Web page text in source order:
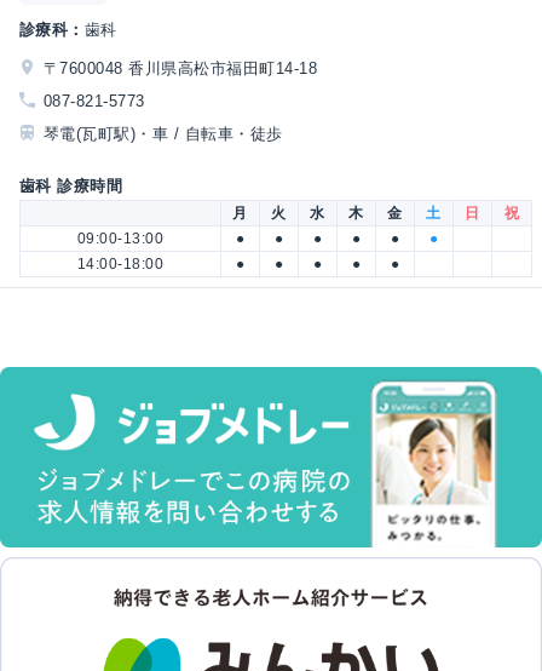
診療科： 歯科
〒7600048 香川県高松市福田町14-18
087-821-5773
琴電(瓦町駅)・車 / 自転車・徒歩
歯科 診療時間
月 火 水 木 金 土 日
祝
09:00-13:00
● ● ● ● ●
●
14:00-18:00
● ● ● ● ●